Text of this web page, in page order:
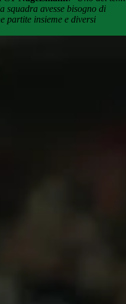
squadra avesse bisogno di
partite insieme e diversi